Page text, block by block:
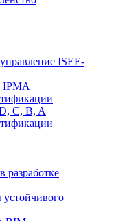
ISEE-
IPMA
C, B, A
разработке